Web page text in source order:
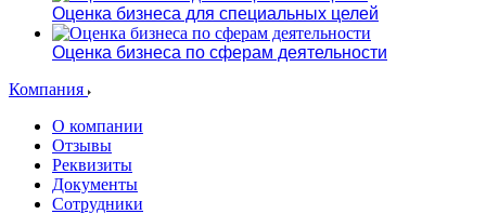
Оценка бизнеса для специальных целей
Оценка бизнеса по сферам деятельности
Компания
О компании
Отзывы
Реквизиты
Документы
Сотрудники